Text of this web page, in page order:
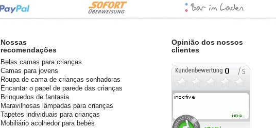
Nossas
recomendações
Belas camas para crianças
Camas para jovens
Roupa de cama de crianças sonhadoras
Encantar o papel de parede das crianças
Brinquedos de fantasia
Maravilhosas lâmpadas para crianças
Tapetes individuais para crianças
Mobiliário acolhedor para bebés
Opinião dos nossos
clientes